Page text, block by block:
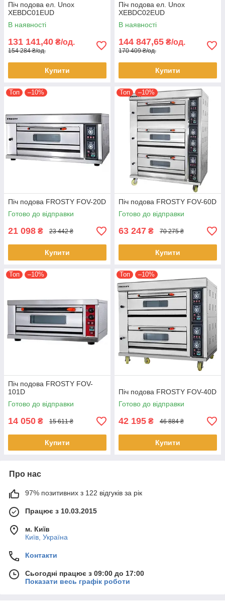
Піч подова ел. Unox
XEBDC01EUD
В наявності
131 141,40 ₴/од.
154 284 ₴/од.
Купити
Піч подова ел. Unox
XEBDC02EUD
В наявності
144 847,65 ₴/од.
170 409 ₴/од.
Купити
Топ –10%
Піч подова FROSTY FOV-20D
Готово до відправки
21 098 ₴ 23 442 ₴
Купити
Топ –10%
Піч подова FROSTY FOV-60D
Готово до відправки
63 247 ₴ 70 275 ₴
Купити
Топ –10%
Піч подова FROSTY FOV-
101D
Готово до відправки
14 050 ₴ 15 611 ₴
Купити
Топ –10%
Піч подова FROSTY FOV-40D
Готово до відправки
42 195 ₴ 46 884 ₴
Купити
Про нас
97% позитивних з 122 відгуків за рік
Працює з 10.03.2015
м. Київ
Київ, Україна
Контакти
Сьогодні працює з 09:00 до 17:00
Показати весь графік роботи